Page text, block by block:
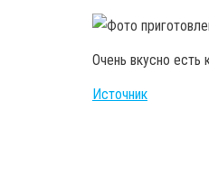
Очень вкусно
Источник